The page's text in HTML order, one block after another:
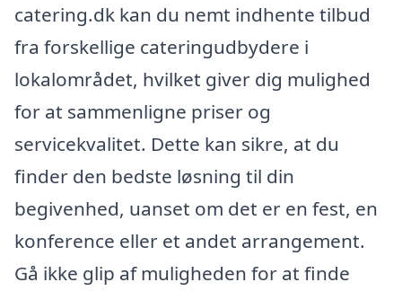
catering.dk kan du nemt indhente tilbud
fra forskellige cateringudbydere i
lokalområdet, hvilket giver dig mulighed
for at sammenligne priser og
servicekvalitet. Dette kan sikre, at du
finder den bedste løsning til din
begivenhed, uanset om det er en fest, en
konference eller et andet arrangement.
Gå ikke glip af muligheden for at finde